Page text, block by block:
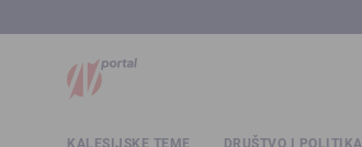
KALESIJSKE TEME DRUŠTVO I POLITIKA